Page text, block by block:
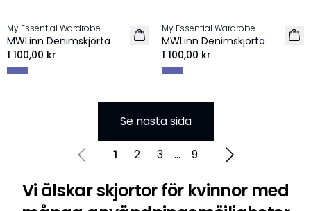
NYHET
My Essential Wardrobe
MWLinn Denimskjorta
1 100,00 kr
NYHET
My Essential Wardrobe
MWLinn Denimskjorta
1 100,00 kr
Se nästa sida
1 2 3 ... 9
Vi älskar skjortor för kvinnor med